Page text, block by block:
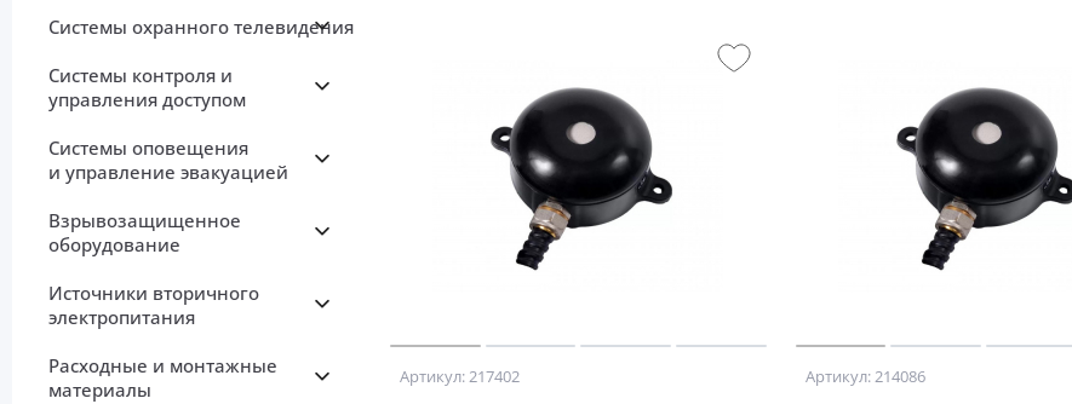
Артикул: 217402 Артикул: 214086
Системы охранного телевидения
Системы контроля и
управления доступом
Системы оповещения
и управление эвакуацией
Взрывозащищенное
оборудование
Источники вторичного
электропитания
Расходные и монтажные
материалы